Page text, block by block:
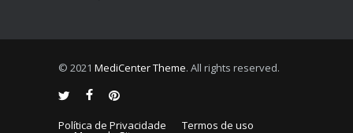
© 2021 MediCenter Theme. All rights reserved.
Política de Privacidade Termos de uso